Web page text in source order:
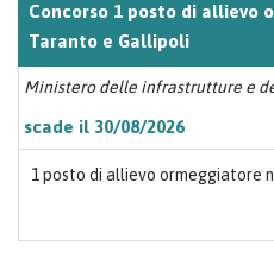
Concorso 1 posto di allievo
Taranto e Gallipoli
Ministero delle infrastrutture e
scade il 30/08/2026
1 posto di allievo ormeggiatore